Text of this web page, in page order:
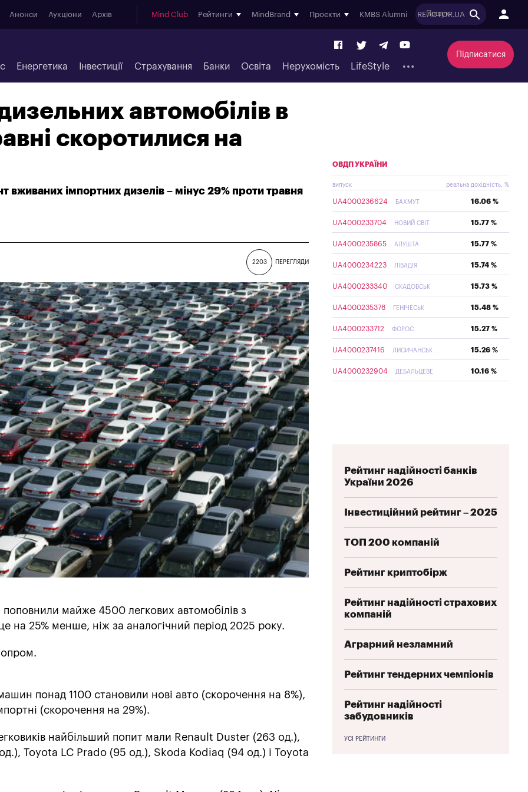
Анонси Аукціони Архів Mind Club Рейтинги MindBrand Проєкти KMBS Alumni REACTOR.UA
Енергетика Інвестиції Страхування Банки Освіта Нерухомість LifeStyle
Підписатися
автомобілів в
скоротилися на
вживаних імпортних дизелів – мінус 29% проти травня
2203 ПЕРЕГЛЯДИ
поповнили майже 4500 легкових автомобілів з
на 25% менше, ніж за аналогічний період 2025 року.
понад 1100 становили нові авто (скорочення на 8%),
(скорочення на 29%).
найбільший попит мали Renault Duster (263 од.),
Toyota LC Prado (95 од.), Skoda Kodiaq (94 од.) і Toyota
ОВДП УКРАЇНИ
випуск реальна дохідність, %
UA4000236624 БАХМУТ 16.06 %
UA4000233704 НОВИЙ СВІТ 15.77 %
UA4000235865 АЛУШТА 15.77 %
UA4000234223 ЛІВАДІЯ 15.74 %
UA4000233340 СКАДОВСЬК 15.73 %
UA4000235378 ГЕНІЧЕСЬК 15.48 %
UA4000233712 ФОРОС 15.27 %
UA4000237416 ЛИСИЧАНСЬК 15.26 %
UA4000232904 ДЕБАЛЬЦЕВЕ 10.16 %
Рейтинг надійності банків
України 2026
Інвестиційний рейтинг – 2025
ТОП 200 компаній
Рейтинг криптобірж
Рейтинг надійності страхових
компаній
Аграрний незламний
Рейтинг тендерних чемпіонів
Рейтинг надійності
забудовників
УСІ РЕЙТИНГИ